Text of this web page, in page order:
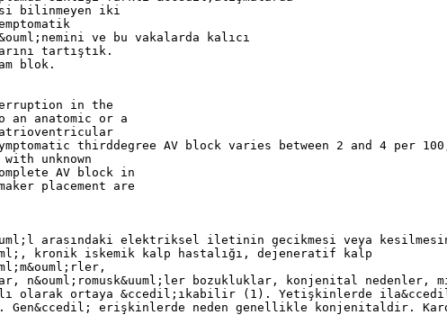
bilinmeyen iki
ve bu vakalarda kalıcı
tartıştık.
blok.
in the
anatomic or a
atrioventricular
thirddegree AV block varies between 2 and 4 per
unknown
AV block in
placement are
arasındaki elektriksel iletinin gecikmesi veya
kronik iskemik kalp hastalığı, dejeneratif kalp
bozukluklar, konjenital nedenler,
olarak ortaya &ccedil;ıkabilir (1). Yetişkinlerde
Gen&ccedil; erişkinlerde neden genellikle konjenitaldir.